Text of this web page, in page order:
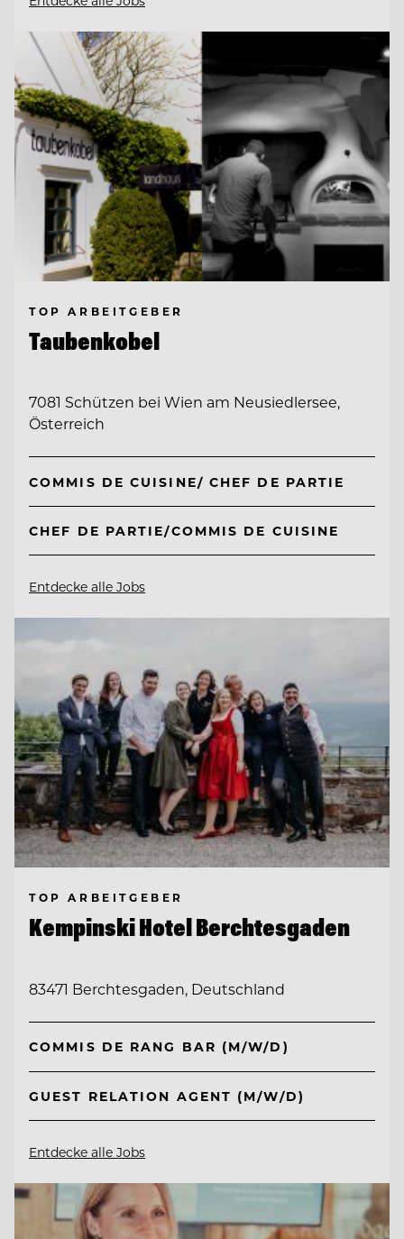
TOP ARBEITGEBER
Taubenkobel
7081 Schützen bei Wien am Neusiedlersee,
Österreich
COMMIS DE CUISINE/ CHEF DE PARTIE
CHEF DE PARTIE/COMMIS DE CUISINE
Entdecke alle Jobs
TOP ARBEITGEBER
Kempinski Hotel Berchtesgaden
83471 Berchtesgaden, Deutschland
COMMIS DE RANG BAR (M/W/D)
GUEST RELATION AGENT (M/W/D)
Entdecke alle Jobs